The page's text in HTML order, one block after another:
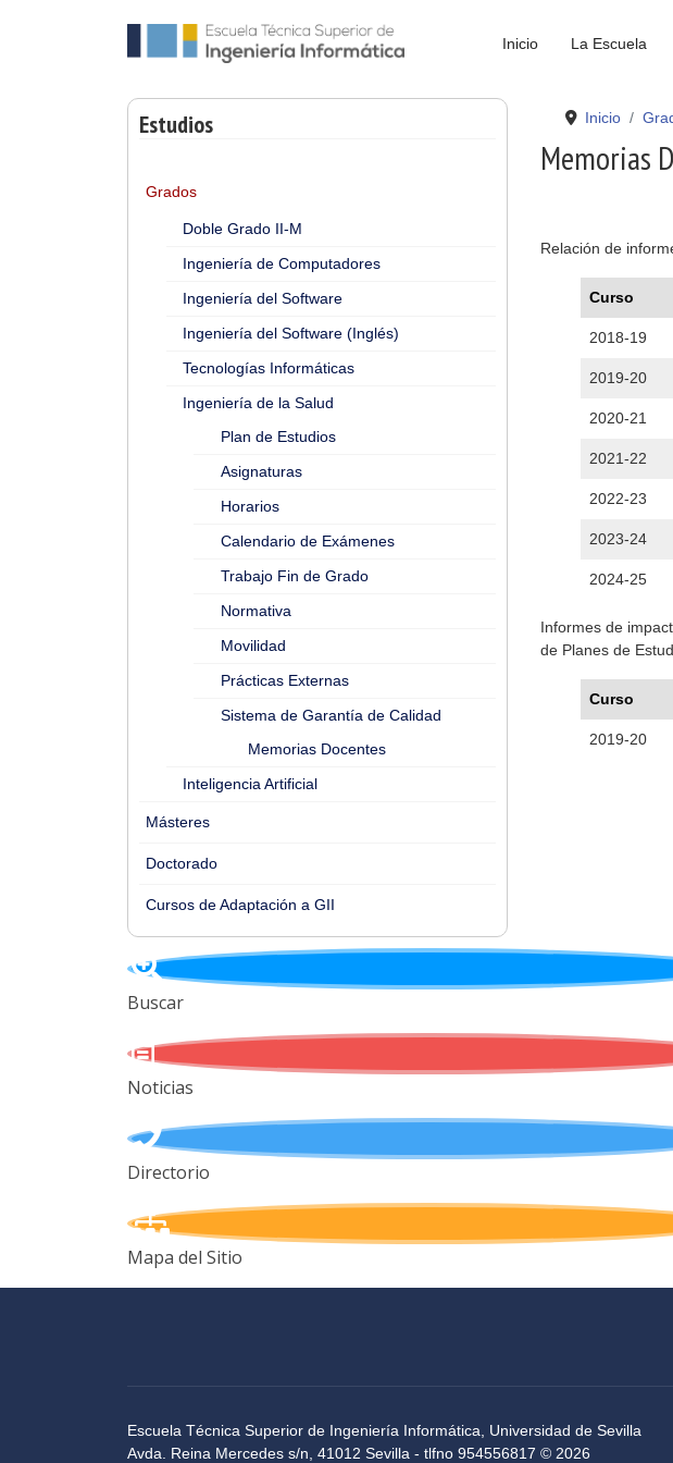
Inicio La Escuela
Estudios
Grados
Doble Grado II-M
Ingeniería de Computadores
Ingeniería del Software
Ingeniería del Software (Inglés)
Tecnologías Informáticas
Ingeniería de la Salud
Plan de Estudios
Asignaturas
Horarios
Calendario de Exámenes
Trabajo Fin de Grado
Normativa
Movilidad
Prácticas Externas
Sistema de Garantía de Calidad
Memorias Docentes
Inteligencia Artificial
Másteres
Doctorado
Cursos de Adaptación a GII
Inicio
Memorias
Relación de
Curso
2018-19
2019-20
2020-21
2021-22
2022-23
2023-24
2024-25
Informes de
de Planes de
Curso
2019-20
Buscar
Noticias
Directorio
Mapa del Sitio
Escuela Técnica Superior de Ingeniería Informática, Universidad de Sevilla
Avda. Reina Mercedes s/n, 41012 Sevilla - tlfno 954556817 © 2026